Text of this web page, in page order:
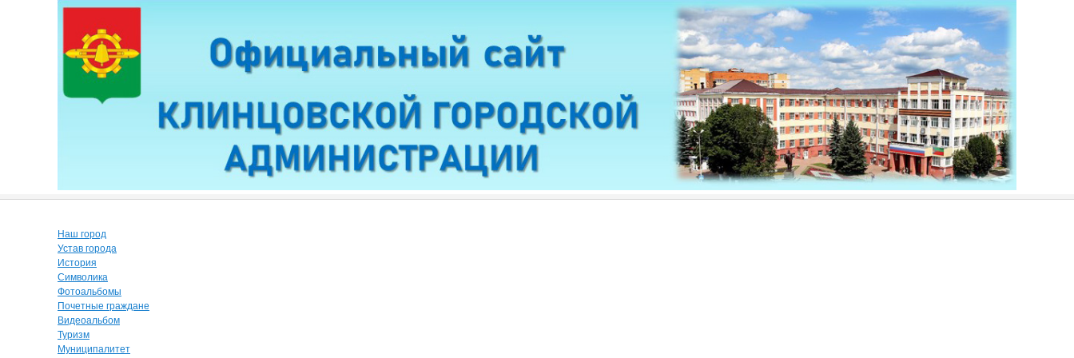
Наш город
Устав города
История
Символика
Фотоальбомы
Почетные граждане
Видеоальбом
Туризм
Муниципалитет